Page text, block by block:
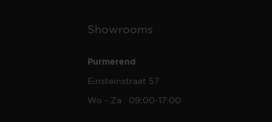
Showrooms
Purmerend
Einsteinstraat 57
Wo - Za 09:00-17:00